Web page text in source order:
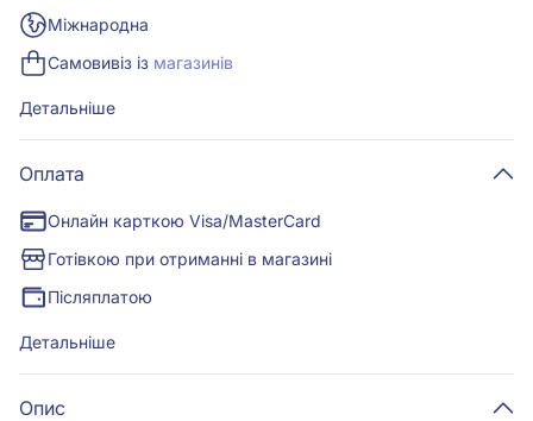
Міжнародна
Самовивіз із магазинів
Детальніше
Оплата
Онлайн карткою Visa/MasterCard
Готівкою при отриманні в магазині
Післяплатою
Детальніше
Опис